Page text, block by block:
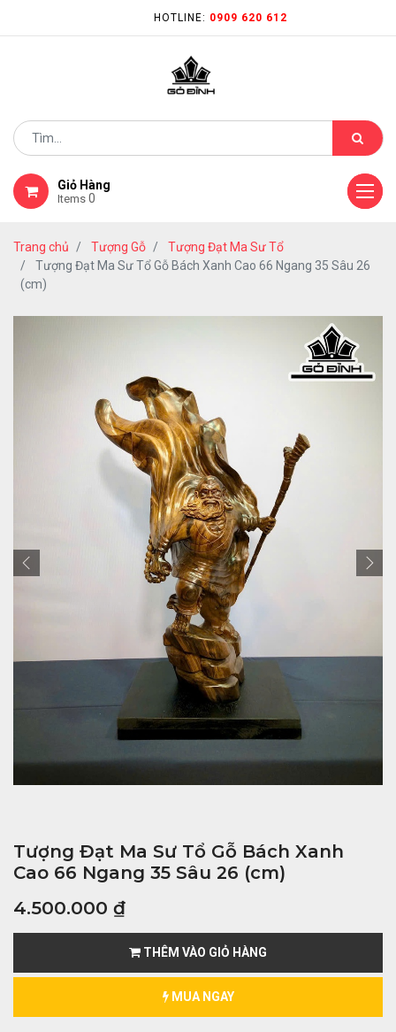
HOTLINE: 0909 620 612
Giỏ Hàng
Items 0
Trang chủ Tượng Gỗ
Tượng Đạt Ma Sư Tổ
Tượng Đạt Ma Sư Tổ Gỗ Bách Xanh Cao 66 Ngang 35 Sâu 26
(cm)
Tượng Đạt Ma Sư Tổ Gỗ Bách Xanh
Cao 66 Ngang 35 Sâu 26 (cm)
4.500.000 ₫
THÊM VÀO GIỎ HÀNG
MUA NGAY